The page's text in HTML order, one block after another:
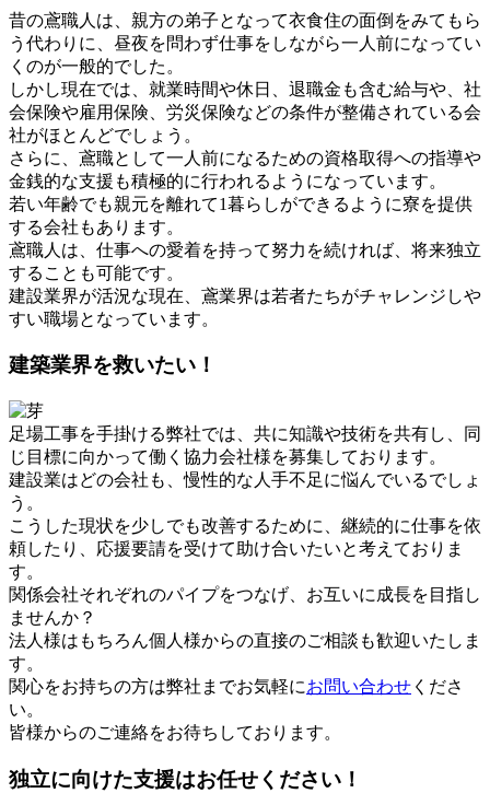
昔の鳶職人は、親方の弟子となって衣食住の面倒をみてもら
う代わりに、昼夜を問わず仕事をしながら一人前になってい
くのが一般的でした。
しかし現在では、就業時間や休日、退職金も含む給与や、社
会保険や雇用保険、労災保険などの条件が整備されている会
社がほとんどでしょう。
さらに、鳶職として一人前になるための資格取得への指導や
金銭的な支援も積極的に行われるようになっています。
若い年齢でも親元を離れて1暮らしができるように寮を提供
する会社もあります。
鳶職人は、仕事への愛着を持って努力を続ければ、将来独立
することも可能です。
建設業界が活況な現在、鳶業界は若者たちがチャレンジしや
すい職場となっています。
建築業界を救いたい！
足場工事を手掛ける弊社では、共に知識や技術を共有し、同
じ目標に向かって働く協力会社様を募集しております。
建設業はどの会社も、慢性的な人手不足に悩んでいるでしょ
う。
こうした現状を少しでも改善するために、継続的に仕事を依
頼したり、応援要請を受けて助け合いたいと考えておりま
す。
関係会社それぞれのパイプをつなげ、お互いに成長を目指し
ませんか？
法人様はもちろん個人様からの直接のご相談も歓迎いたしま
す。
関心をお持ちの方は弊社までお気軽にお問い合わせ くださ
い。
皆様からのご連絡をお待ちしております。
独立に向けた支援はお任せください！